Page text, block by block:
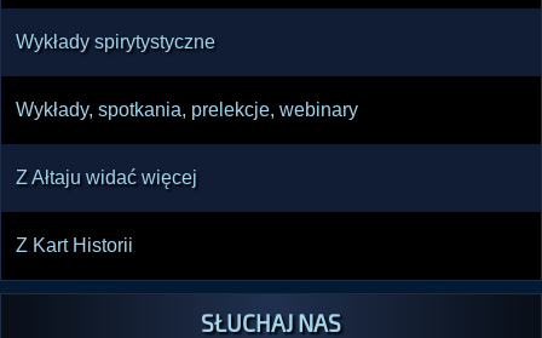
Wykłady spirytystyczne
Wykłady, spotkania, prelekcje, webinary
Z Ałtaju widać więcej
Z Kart Historii
SŁUCHAJ NAS